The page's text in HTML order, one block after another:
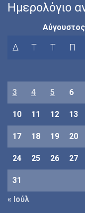
Ημερολόγιο
Δ Τ Τ Π
3 4 5 6
10 11 12 13
17 18 19 20
24 25 26 27
31
« Ιούλ